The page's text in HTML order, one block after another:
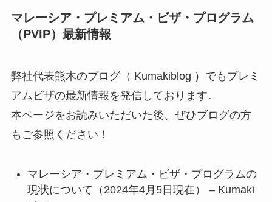
マレーシア・プレミアム・ビザ・プログラム
（PVIP）最新情報
弊社代表熊木のブログ（ Kumakiblog ）でもプレミ
アムビザの最新情報を発信しております。
本ページをお読みいただいた後、ぜひブログの方
もご参照ください！
マレーシア・プレミアム・ビザ・プログラムの
現状について（2024年4月5日現在） – Kumaki